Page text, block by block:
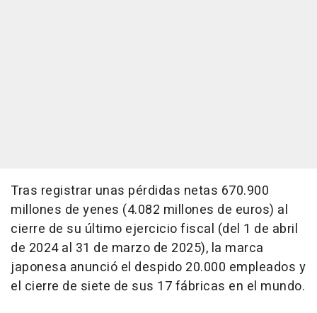
Tras registrar unas pérdidas netas 670.900
millones de yenes (4.082 millones de euros) al
cierre de su último ejercicio fiscal (del 1 de abril
de 2024 al 31 de marzo de 2025), la marca
japonesa anunció el despido 20.000 empleados y
el cierre de siete de sus 17 fábricas en el mundo.